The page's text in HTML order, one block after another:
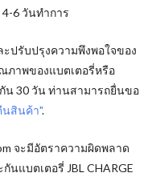
6 วันทำการ
ปรับปรุงความพึงพอใจของ
ภาพของแบตเตอรี่หรือ
น 30 วัน ท่านสามารถยื่นขอ
นสินค้า".
จะมีอัตราความผิดพลาด
นแบตเตอรี่ JBL CHARGE